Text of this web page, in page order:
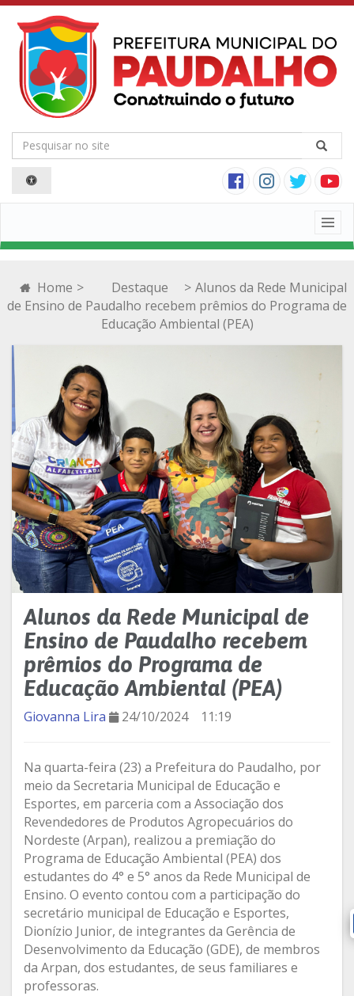
Home > Destaque > Alunos da Rede Municipal
de Ensino de Paudalho recebem prêmios do Programa de
Educação Ambiental (PEA)
Alunos da Rede Municipal de
Ensino de Paudalho recebem
prêmios do Programa de
Educação Ambiental (PEA)
Giovanna Lira 24/10/2024 11:19
Na quarta-feira (23) a Prefeitura do Paudalho, por
meio da Secretaria Municipal de Educação e
Esportes, em parceria com a Associação dos
Revendedores de Produtos Agropecuários do
Nordeste (Arpan), realizou a premiação do
Programa de Educação Ambiental (PEA) dos
estudantes do 4° e 5° anos da Rede Municipal de
Ensino. O evento contou com a participação do
secretário municipal de Educação e Esportes,
Dionízio Junior, de integrantes da Gerência de
Desenvolvimento da Educação (GDE), de membros
da Arpan, dos estudantes, de seus familiares e
professoras.